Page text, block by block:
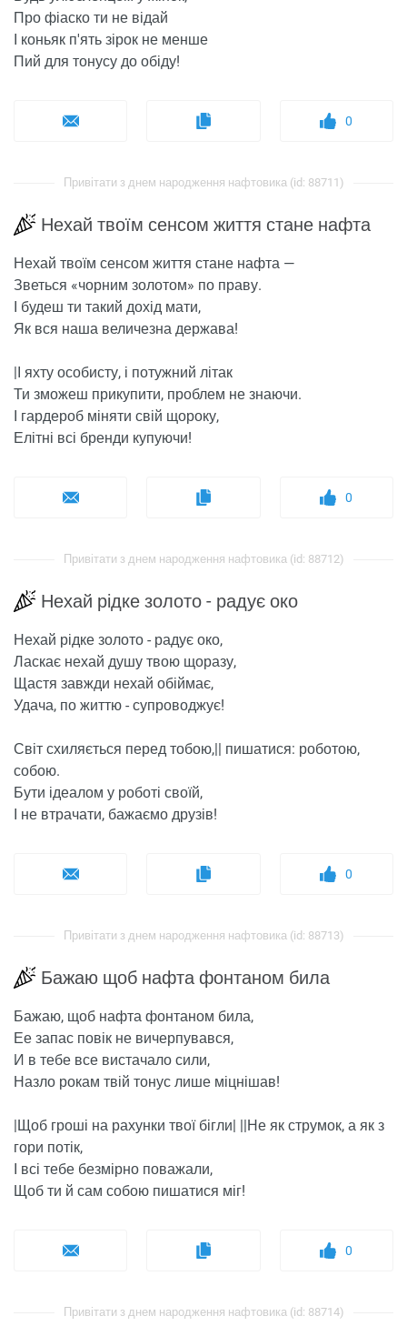
Про фіаско ти не відай
І коньяк п'ять зірок не менше
Пий для тонусу до обіду!
0
Привітати з днем ​​народження нафтовика (id: 88711)
Нехай твоїм сенсом життя стане нафта
Нехай твоїм сенсом життя стане нафта —
Зветься «чорним золотом» по праву.
І будеш ти такий дохід мати,
Як вся наша величезна держава!
|І яхту особисту, і потужний літак
Ти зможеш прикупити, проблем не знаючи.
І гардероб міняти свій щороку,
Елітні всі бренди купуючи!
0
Привітати з днем ​​народження нафтовика (id: 88712)
Нехай рідке золото - радує око
Нехай рідке золото - радує око,
Ласкає нехай душу твою щоразу,
Щастя завжди нехай обіймає,
Удача, по життю - супроводжує!
Світ схиляється перед тобою,|| пишатися: роботою,
собою.
Бути ідеалом у роботі своїй,
І не втрачати, бажаємо друзів!
0
Привітати з днем ​​народження нафтовика (id: 88713)
Бажаю щоб нафта фонтаном била
Бажаю, щоб нафта фонтаном била,
Ее запас повік не вичерпувався,
И в тебе все вистачало сили,
Назло рокам твій тонус лише міцнішав!
|Щоб гроші на рахунки твої бігли| ||Не як струмок, а як з
гори потік,
І всі тебе безмірно поважали,
Щоб ти й сам собою пишатися міг!
0
Привітати з днем ​​народження нафтовика (id: 88714)